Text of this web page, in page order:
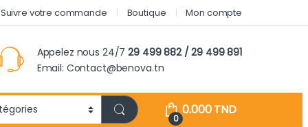
Suivre votre commande Boutique Mon compte
Appelez nous 24/729 499 882 / 29 499 891
Email: Contact@benova.tn
0
0.000TND